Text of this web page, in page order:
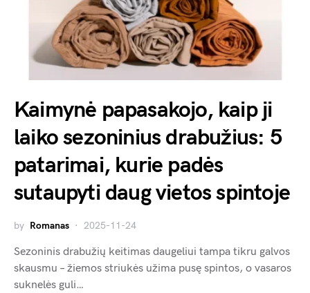
Kaimynė papasakojo, kaip ji
laiko sezoninius drabužius: 5
patarimai, kurie padės
sutaupyti daug vietos spintoje
by Romanas 2025-11-24
Sezoninis drabužių keitimas daugeliui tampa tikru galvos
skausmu – žiemos striukės užima pusę spintos, o vasaros
suknelės guli…